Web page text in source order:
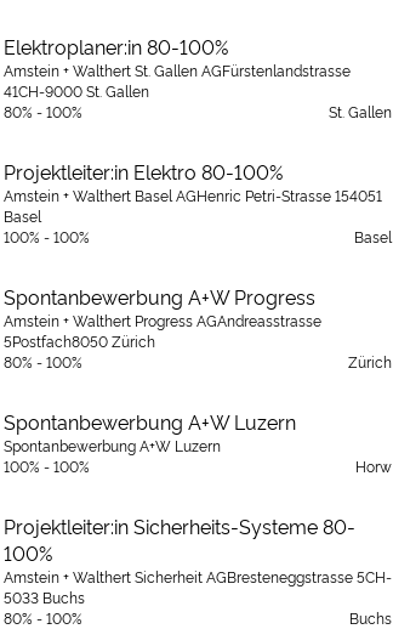
Elektroplaner:in 80-100%
Amstein + Walthert St. Gallen AGFürstenlandstrasse
41CH-9000 St. Gallen
80% - 100%
St. Gallen
Projektleiter:in Elektro 80-100%
Amstein + Walthert Basel AGHenric Petri-Strasse 154051
Basel
100% - 100%
Basel
Spontanbewerbung A+W Progress
Amstein + Walthert Progress AGAndreasstrasse
5Postfach8050 Zürich
80% - 100%
Zürich
Spontanbewerbung A+W Luzern
Spontanbewerbung A+W Luzern
100% - 100%
Horw
Projektleiter:in Sicherheits-Systeme 80-
100%
Amstein + Walthert Sicherheit AGBresteneggstrasse 5CH-
5033 Buchs
80% - 100%
Buchs